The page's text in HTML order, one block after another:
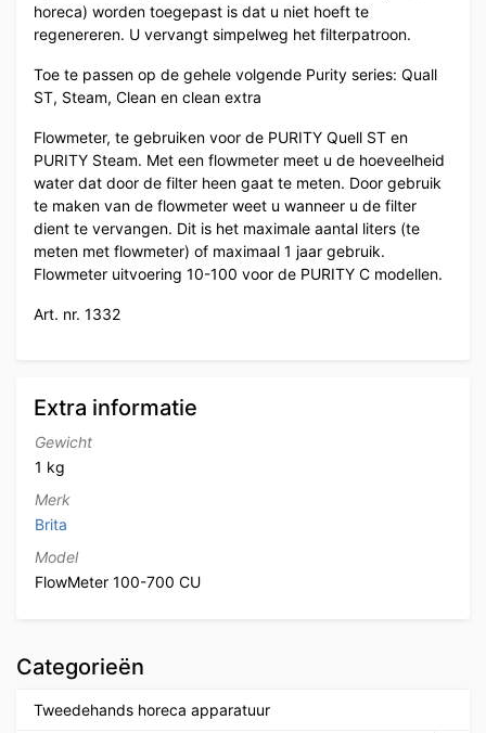
horeca) worden toegepast is dat u niet hoeft te
regenereren. U vervangt simpelweg het filterpatroon.
Toe te passen op de gehele volgende Purity series: Quall
ST, Steam, Clean en clean extra
Flowmeter, te gebruiken voor de PURITY Quell ST en
PURITY Steam. Met een flowmeter meet u de hoeveelheid
water dat door de filter heen gaat te meten. Door gebruik
te maken van de flowmeter weet u wanneer u de filter
dient te vervangen. Dit is het maximale aantal liters (te
meten met flowmeter) of maximaal 1 jaar gebruik.
Flowmeter uitvoering 10-100 voor de PURITY C modellen.
Art. nr. 1332
Extra informatie
Gewicht
1 kg
Merk
Brita
Model
FlowMeter 100-700 CU
Categorieën
Tweedehands horeca apparatuur